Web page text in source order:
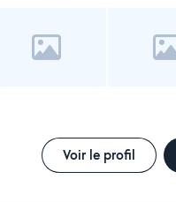
Voir le profil